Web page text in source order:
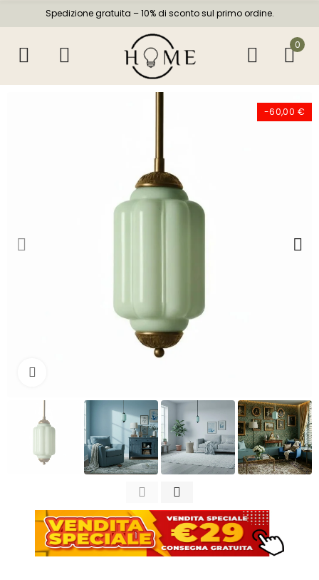
Spedizione gratuita – 10% di sconto sul primo ordine.
0
-60,00 €